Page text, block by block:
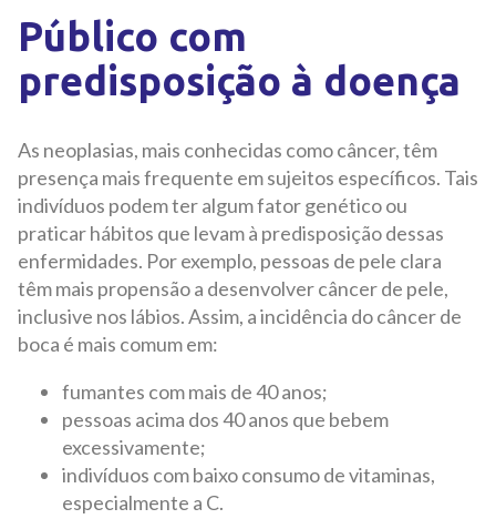
Público com
predisposição à doença
As neoplasias, mais conhecidas como câncer, têm
presença mais frequente em sujeitos específicos. Tais
indivíduos podem ter algum fator genético ou
praticar hábitos que levam à predisposição dessas
enfermidades. Por exemplo, pessoas de pele clara
têm mais propensão a desenvolver câncer de pele,
inclusive nos lábios. Assim, a incidência do câncer de
boca é mais comum em:
fumantes com mais de 40 anos;
pessoas acima dos 40 anos que bebem
excessivamente;
indivíduos com baixo consumo de vitaminas,
especialmente a C.